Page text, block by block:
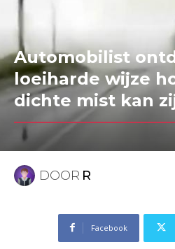
Automobilist
loeiharde wijze
dichte mist kan
DOOR R
Facebook